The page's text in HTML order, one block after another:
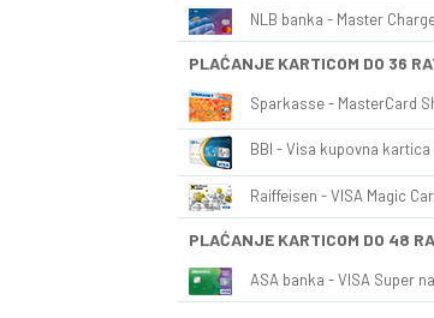
NLB banka - Master
PLAĆANJE KARTICOM DO 36
Sparkasse - MasterCard
BBI - Visa kupovna kartica
Raiffeisen - VISA Magic
PLAĆANJE KARTICOM DO 48
ASA banka - VISA Super